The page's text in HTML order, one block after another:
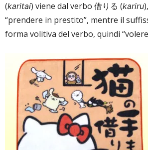
(karitai) viene dal verbo 借りる (kariru
“prendere in prestito”, mentre il
forma volitiva del verbo, quindi